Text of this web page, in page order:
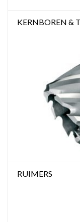
KERNBOREN &
RUIMERS